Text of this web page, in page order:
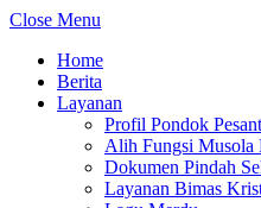
Close Menu
Home
Berita
Layanan
Profil Pondok
Alih Fungsi Musola
Dokumen Pindah
Layanan Bimas